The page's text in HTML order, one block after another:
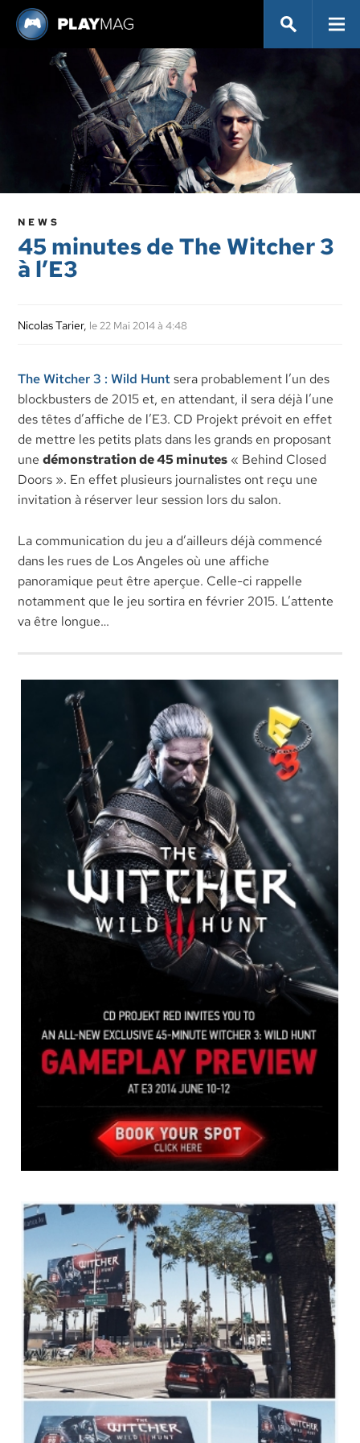
NEWS
45 minutes de The Witcher 3
à l’E3
Nicolas Tarier, le 22 Mai 2014 à 4:48
The Witcher 3 : Wild Huntsera probablement l’un des
blockbusters de 2015 et, en attendant, il sera déjà l’une
des têtes d’affiche de l’E3. CD Projekt prévoit en effet
de mettre les petits plats dans les grands en proposant
unedémonstration de 45 minutes « Behind Closed
Doors ». En effet plusieurs journalistes ont reçu une
invitation à réserver leur session lors du salon.
La communication du jeu a d’ailleurs déjà commencé
dans les rues de Los Angeles où une affiche
panoramique peut être aperçue. Celle-ci rappelle
notamment que le jeu sortira en février 2015. L’attente
va être longue…